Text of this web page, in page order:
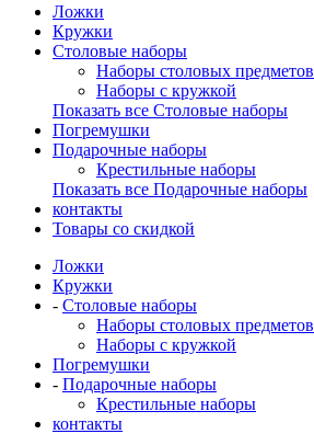
Ложки
Кружки
Столовые наборы
Наборы столовых предметов
Наборы с кружкой
Показать все Столовые наборы
Погремушки
Подарочные наборы
Крестильные наборы
Показать все Подарочные наборы
контакты
Товары со скидкой
Ложки
Кружки
- Столовые наборы
Наборы столовых предметов
Наборы с кружкой
Погремушки
- Подарочные наборы
Крестильные наборы
контакты